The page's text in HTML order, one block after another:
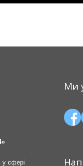
у сфері
Ми